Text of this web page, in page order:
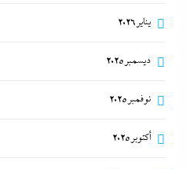
يناير 2026
ديسمبر 2025
نوفمبر 2025
أكتوبر 2025